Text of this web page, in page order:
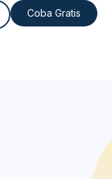
Coba Gratis